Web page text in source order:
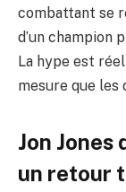
combattant se
d’un champion
La hype est
mesure que les
Jon
un retour